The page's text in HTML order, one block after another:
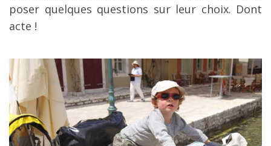
Préparer son voyage
LA LETTRE
Outils pour voyageur
Sites utiles
Réserver un vol !
poser quelques questions sur leur choix. Dont
acte !